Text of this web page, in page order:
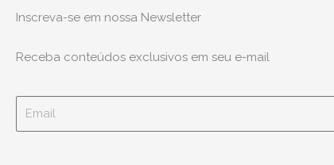
Inscreva-se em nossa Newsletter
Receba conteúdos exclusivos em seu e-mail